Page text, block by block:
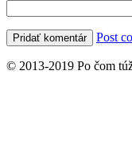
Post
© 2013-2019 Po čom